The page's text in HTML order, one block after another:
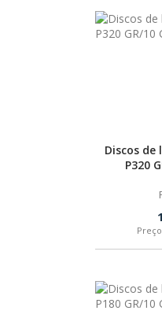
Discos de
P320